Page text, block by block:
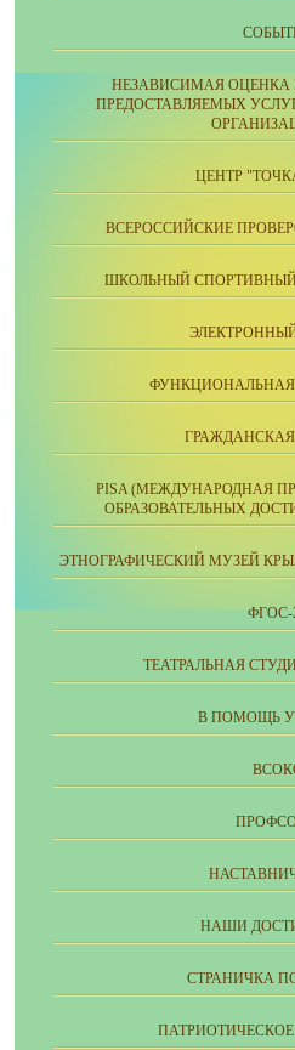
НЕЗАВИСИМАЯ ОЦЕНКА
ПРЕДОСТАВЛЯЕМЫХ
ЦЕНТР
ВСЕРОССИЙСКИЕ
ШКОЛЬНЫЙ
PISA (МЕЖДУНАРОДНАЯ
ОБРАЗОВАТЕЛЬНЫХ
ЭТНОГРАФИЧЕСКИЙ МУЗЕЙ
ФГОС-
ТЕАТРАЛЬНАЯ
В ПОМОЩЬ
НАШИ
СТРАНИЧКА